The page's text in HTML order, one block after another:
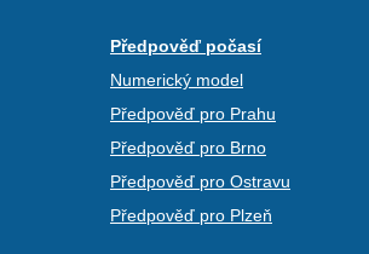
Předpověď počasí
Numerický model
Předpověď pro Prahu
Předpověď pro Brno
Předpověď pro Ostravu
Předpověď pro Plzeň